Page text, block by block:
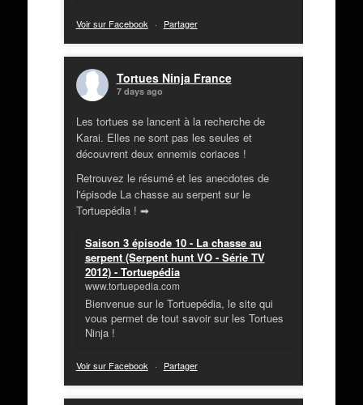
Voir sur Facebook · Partager
Tortues Ninja France
7 days ago
Les tortues se lancent à la recherche de
Karai. Elles ne sont pas les seules et
découvrent deux ennemis coriaces !
Retrouvez le résumé et les anecdotes de
l'épisode La chasse au serpent sur le
Tortuepédia ! ➡
Saison 3 épisode 10 - La chasse au
serpent (Serpent hunt VO - Série TV
2012) - Tortuepédia
www.tortuepedia.com
Bienvenue sur le Tortuepédia, le site qui
vous permet de tout savoir sur les Tortues
Ninja !
Voir sur Facebook · Partager